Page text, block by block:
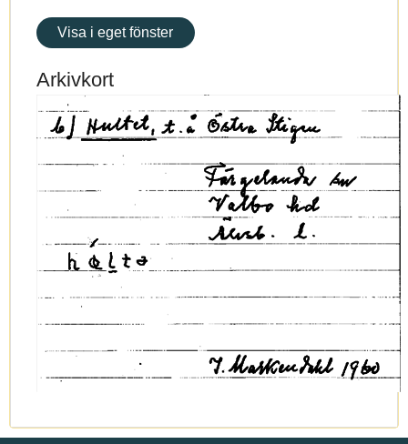
Visa i eget fönster
Arkivkort